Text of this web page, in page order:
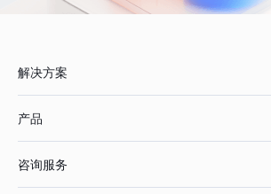
解决方案
产品
咨询服务